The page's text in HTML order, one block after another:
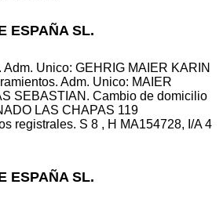
ESPAÑA SL.
Unico: GEHRIG MAIER KARIN
Adm. Unico: MAIER
SEBASTIAN. Cambio de domicilio
LAS CHAPAS 119
registrales. S 8 , H MA154728, I/A 4
ESPAÑA SL.